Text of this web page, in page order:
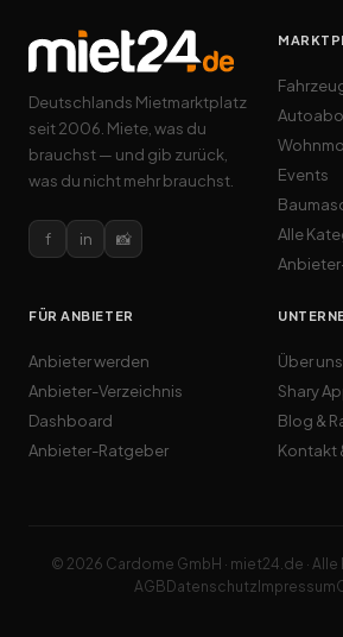
Deutschlands Mietmarktplatz
seit 2006. Miete, was du
brauchst — und gib zurück,
was du nicht mehr brauchst.
f in 📸
Autoabo
Events
Alle
FÜR ANBIETER
Anbieter werden
Anbieter-Verzeichnis
Dashboard
Anbieter-Ratgeber
Über uns
Shary
Blog &
Kontakt
© 2026 Cardome GmbH · miet24.de ·
AGB Datenschutz Impressum